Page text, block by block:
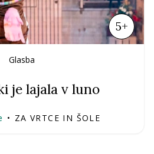
5+
Glasba
je lajala v luno
• ZA VRTCE IN ŠOLE